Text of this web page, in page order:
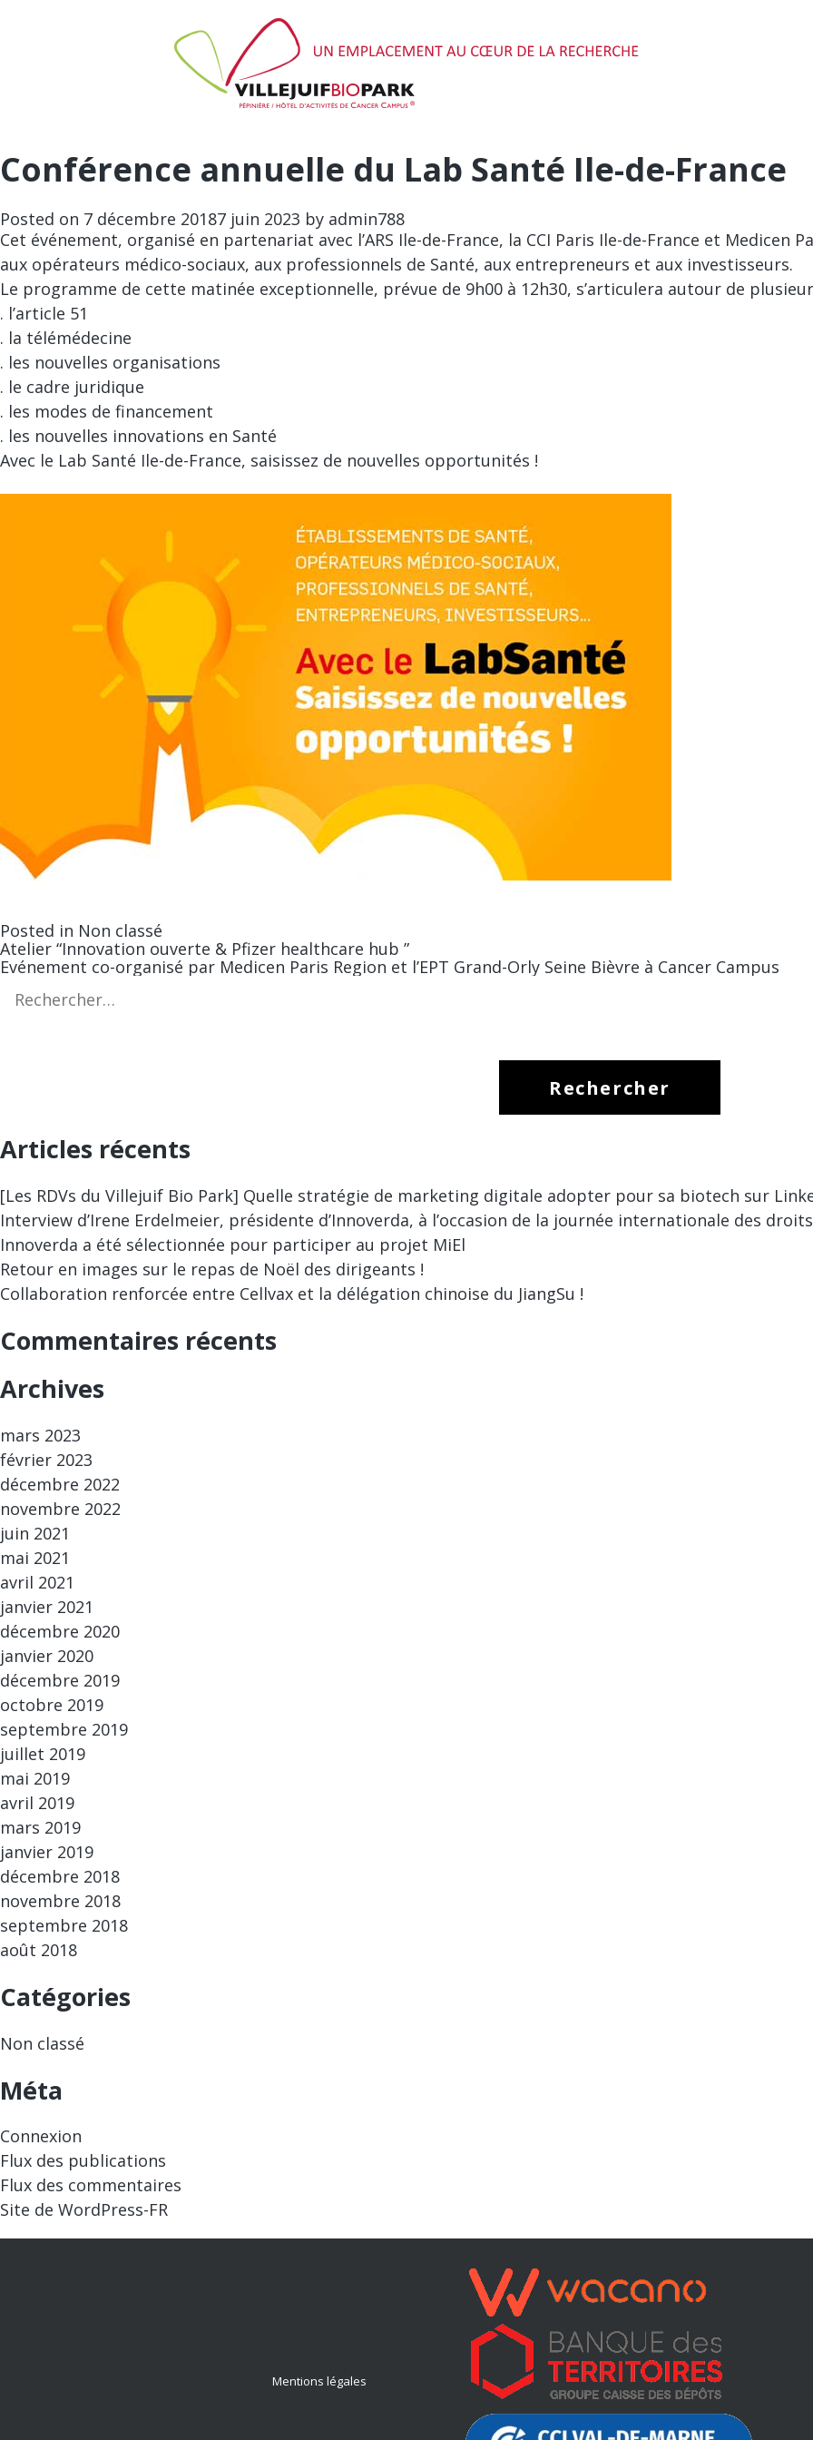
Conférence annuelle du Lab Santé Ile-de-France
Posted on 7 décembre 20187 juin 2023 by admin788
Cet événement, organisé en partenariat avec l’ARS Ile-de-France, la CCI Paris Ile-de-France et Medicen
aux opérateurs médico-sociaux, aux professionnels de Santé, aux entrepreneurs et aux investisseurs.
Le programme de cette matinée exceptionnelle, prévue de 9h00 à 12h30, s’articulera autour de
. l’article 51
. la télémédecine
. les nouvelles organisations
. le cadre juridique
. les modes de financement
. les nouvelles innovations en Santé
Avec le Lab Santé Ile-de-France, saisissez de nouvelles opportunités !
Posted in Non classé
Navigation
de
l’article
Atelier “Innovation ouverte & Pfizer healthcare hub ”
Evénement co-organisé par Medicen Paris Region et l’EPT Grand-Orly Seine Bièvre à Cancer Campus
Articles récents
[Les RDVs du Villejuif Bio Park] Quelle stratégie de marketing digitale adopter pour sa biotech sur
Interview d’Irene Erdelmeier, présidente d’Innoverda, à l’occasion de la journée internationale des
Innoverda a été sélectionnée pour participer au projet MiEl
Retour en images sur le repas de Noël des dirigeants !
Collaboration renforcée entre Cellvax et la délégation chinoise du JiangSu !
Commentaires récents
Archives
mars 2023
février 2023
décembre 2022
novembre 2022
juin 2021
mai 2021
avril 2021
janvier 2021
décembre 2020
janvier 2020
décembre 2019
octobre 2019
septembre 2019
juillet 2019
mai 2019
avril 2019
mars 2019
janvier 2019
décembre 2018
novembre 2018
septembre 2018
août 2018
Catégories
Non classé
Méta
Connexion
Flux des publications
Flux des commentaires
Site de WordPress-FR
Mentions légales